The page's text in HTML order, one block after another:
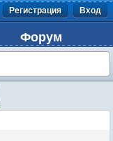
Регистрация Вход
Форум